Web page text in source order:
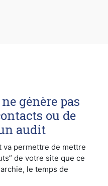
génère pas
ou de
audit
va permettre de mettre
de votre site que ce
le temps de